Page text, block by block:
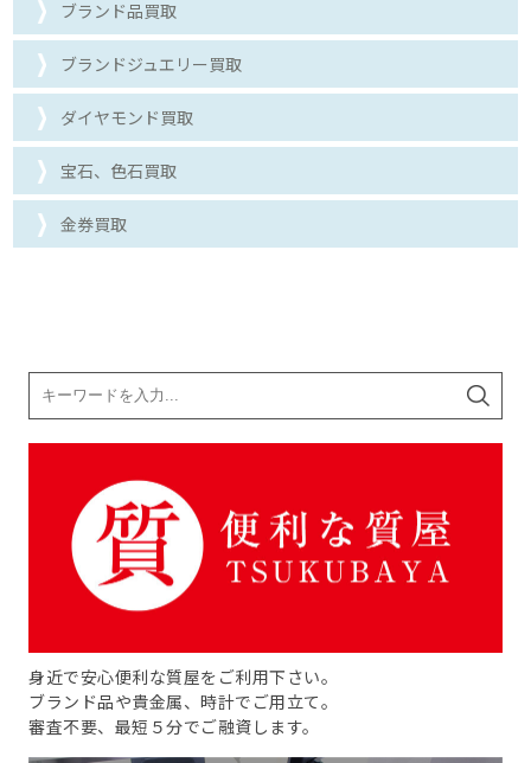
ブランド品買取
ブランドジュエリー買取
ダイヤモンド買取
宝石、色石買取
金券買取
身近で安心便利な質屋をご利用下さい。
ブランド品や貴金属、時計でご用立て。
審査不要、最短５分でご融資します。